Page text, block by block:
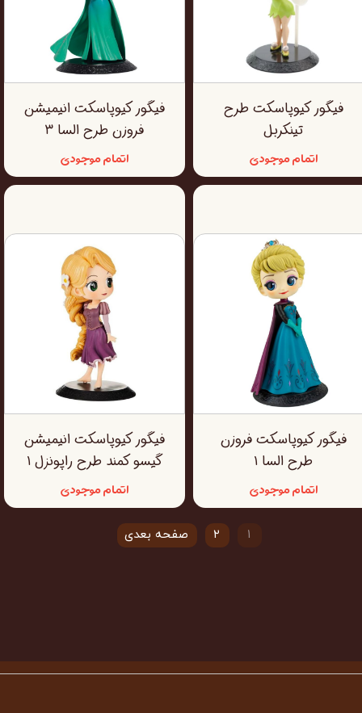
فیگور کیوپاسکت طرح
تینکربل
اتمام موجودی
فیگور کیوپاسکت انیمیشن
فروزن طرح السا ۳
اتمام موجودی
فیگور کیوپاسکت فروزن
طرح السا ۱
اتمام موجودی
فیگور کیوپاسکت انیمیشن
گیسو کمند طرح راپونزل ۱
اتمام موجودی
۱ ۲ صفحه بعدی